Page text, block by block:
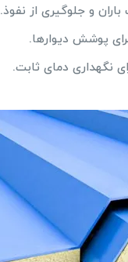
و جلوگیری از نفوذ.
پوشش دیوارها.
نگهداری دمای ثابت.